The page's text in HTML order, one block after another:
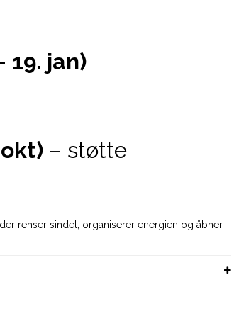
19. jan)
– støtte
, der renser sindet, organiserer energien og åbner